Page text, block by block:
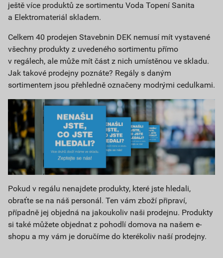
ještě více produktů ze sortimentu Voda Topení Sanita
a Elektromateriál skladem.
Celkem 40 prodejen Stavebnin DEK nemusí mít vystavené
všechny produkty z uvedeného sortimentu přímo
v regálech, ale může mít část z nich umístěnou ve skladu.
Jak takové prodejny poznáte? Regály s daným
sortimentem jsou přehledně označeny modrými cedulkami.
Pokud v regálu nenajdete produkty, které jste hledali,
obraťte se na náš personál. Ten vám zboží připraví,
případně jej objedná na jakoukoliv naši prodejnu. Produkty
si také můžete objednat z pohodlí domova na našem e-
shopu a my vám je doručíme do kterékoliv naší prodejny.